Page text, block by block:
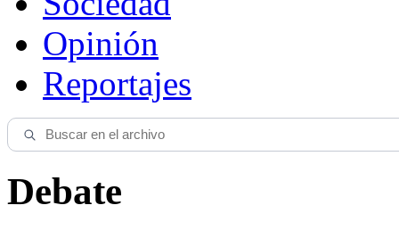
Opinión
Reportajes
Debate